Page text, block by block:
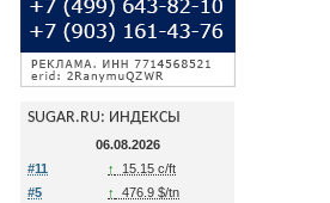
SUGAR.RU: ИНДЕКСЫ
06.08.2026
#11
↑
15.15 c/ft
#5
↑
476.9 $/tn